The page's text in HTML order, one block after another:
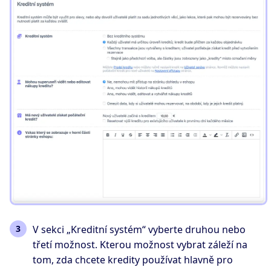
V sekci „Kreditní systém“ vyberte druhou nebo
třetí možnost. Kterou možnost vybrat záleží na
tom, zda chcete kredity používat hlavně pro